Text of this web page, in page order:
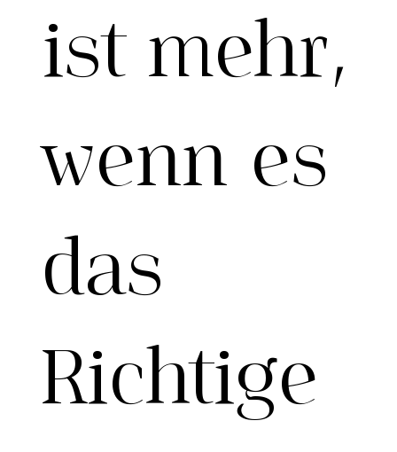
ist mehr,
wenn es
das
Richtige